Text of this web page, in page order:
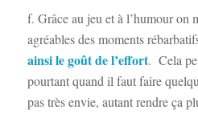
f. Grâce au jeu et à l’humour on
agréables des moments
ainsi le goût de l’effort. Cela
pourtant quand il faut faire
pas très envie, autant rendre ça